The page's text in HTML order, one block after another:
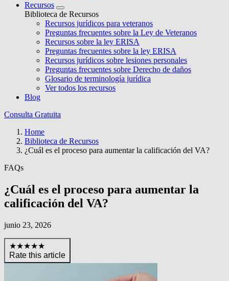
Recursos
Biblioteca de Recursos
Recursos jurídicos para veteranos
Preguntas frecuentes sobre la Ley de Veteranos
Recursos sobre la ley ERISA
Preguntas frecuentes sobre la ley ERISA
Recursos jurídicos sobre lesiones personales
Preguntas frecuentes sobre Derecho de daños
Glosario de terminología jurídica
Ver todos los recursos
Blog
Consulta Gratuita
Home
Biblioteca de Recursos
¿Cuál es el proceso para aumentar la calificación del VA?
FAQs
¿Cuál es el proceso para aumentar la
calificación del VA?
junio 23, 2026
★★★★★
Rate this article